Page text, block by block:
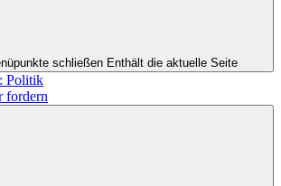
schließen Enthält die aktuelle Seite
Politik
fordern